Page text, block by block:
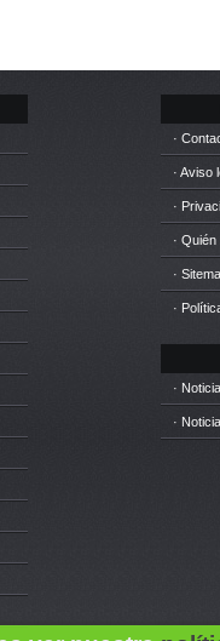
·
· Aviso
·
·
·
·
·
·